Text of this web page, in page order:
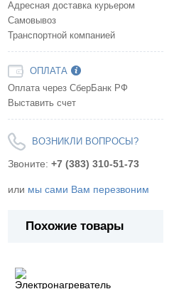
Адресная доставка курьером
Самовывоз
Транспортной компанией
ОПЛАТА
Оплата через СберБанк РФ
Выставить счет
ВОЗНИКЛИ ВОПРОСЫ?
Звоните: +7 (383) 310-51-73
или мы сами Вам перезвоним
Похожие товары